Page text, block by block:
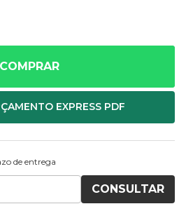
COMPRAR
de entrega
CONSULTAR